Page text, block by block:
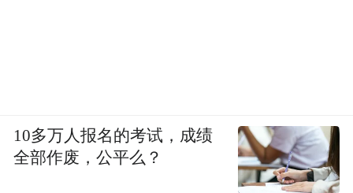
10多万人报名的考试，成绩
全部作废，公平么？